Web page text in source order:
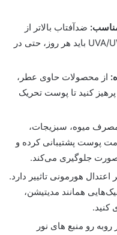
ضدآفتاب ‌بالاتر از
SPF 30، با محافظت در برابر UVA/UVB باید هر روز، حتی در
از محصولات حاوی عطر،
کنید تا پوست تحریک
میوه، سبزیجات،
پوست پشتیبانی کرده و
جلوگیری می‌کند.
هورمونی تاثییر دارد.
همانند مدیتیشن،
رو منبع های نور